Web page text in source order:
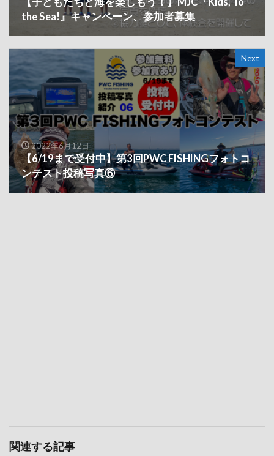
the Sea!』キャンペーン、参加者募集
Next
2022年6月12日
【6/19まで受付中】第3回PWC FISHINGフォトコ
ンテスト投稿写真⑥
関連する記事